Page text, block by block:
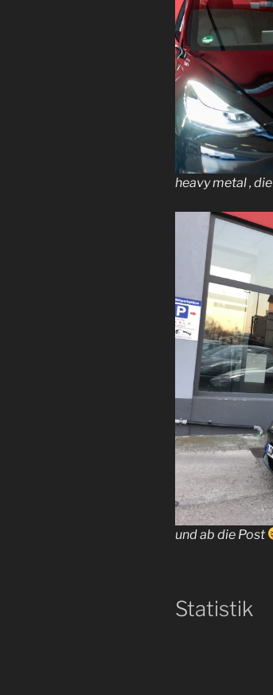
heavy metal , die
und ab die Post
Statistik